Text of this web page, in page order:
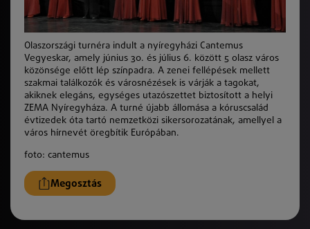
Olaszországi turnéra indult a nyíregyházi Cantemus
Vegyeskar, amely június 30. és július 6. között 5 olasz város
közönsége előtt lép színpadra. A zenei fellépések mellett
szakmai találkozók és városnézések is várják a tagokat,
akiknek elegáns, egységes utazószettet biztosított a helyi
ZEMA Nyíregyháza. A turné újabb állomása a kóruscsalád
évtizedek óta tartó nemzetközi sikersorozatának, amellyel a
város hírnevét öregbítik Európában.
foto: cantemus
Megosztás